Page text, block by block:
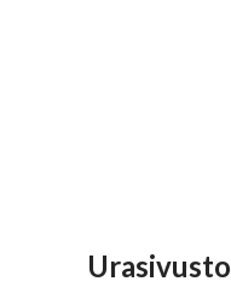
Urasivusto